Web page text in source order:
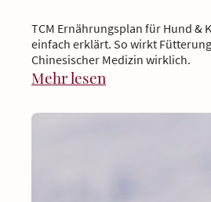
TCM Ernährungsplan für Hund &
einfach erklärt. So wirkt
Chinesischer Medizin wirklich.
Mehr lesen